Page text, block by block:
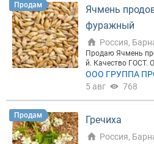
Продам
Ячмень
фуражный
Россия,
Продаю Ячмень
й. Качество ГОСТ.
втотранспортом в
в страны
ООО ГРУППА
5 авг
768
Продам Гречиха
Россия,